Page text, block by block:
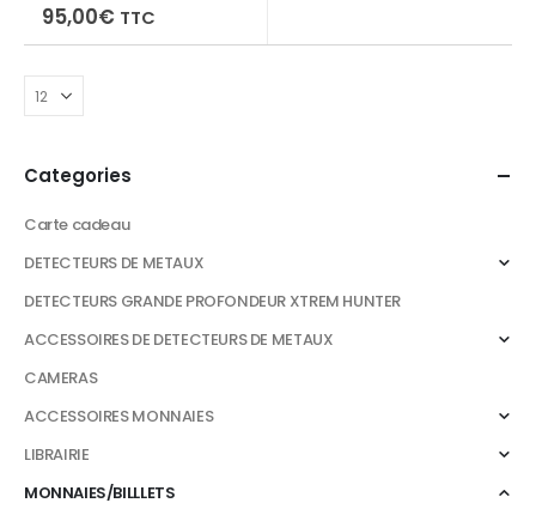
95,00€ TTC
Categories
Carte cadeau
DETECTEURS DE METAUX
DETECTEURS GRANDE PROFONDEUR XTREM HUNTER
ACCESSOIRES DE DETECTEURS DE METAUX
CAMERAS
ACCESSOIRES MONNAIES
LIBRAIRIE
MONNAIES/BILLLETS